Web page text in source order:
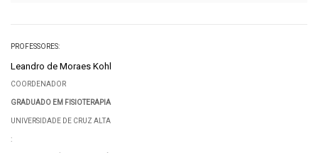
PROFESSORES:
Leandro de Moraes Kohl
COORDENADOR
GRADUADO EM FISIOTERAPIA
UNIVERSIDADE DE CRUZ ALTA
: